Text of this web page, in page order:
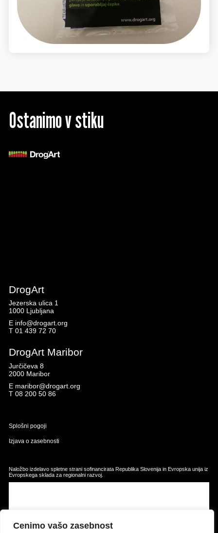
Cenimo vašo zasebnost
Ostanimo v stiku
DrogArt
Jezerska ulica 1
1000 Ljubljana
E info@drogart.org
T 01 439 72 70
DrogArt Maribor
Jurčičeva 8
2000 Maribor
E maribor@drogart.org
T 08 200 50 86
Splošni pogoji
Izjava o zasebnosti
Naložbo izdelavo spletne strani sofinancirata Republika Slovenija in Evropska unija iz
Evropskega sklada za regionalni razvoj.